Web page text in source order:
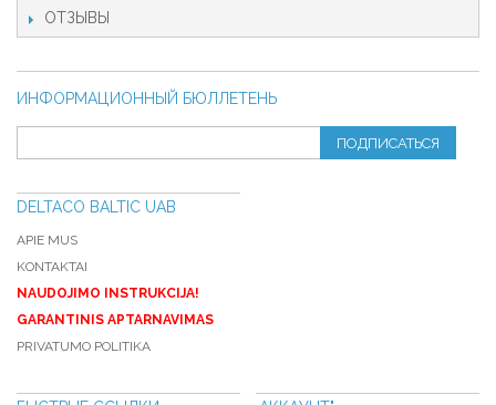
ОТЗЫВЫ
ИНФОРМАЦИОННЫЙ БЮЛЛЕТЕНЬ
ПОДПИСАТЬСЯ
DELTACO BALTIC UAB
APIE MUS
KONTAKTAI
NAUDOJIMO INSTRUKCIJA!
GARANTINIS APTARNAVIMAS
PRIVATUMO POLITIKA